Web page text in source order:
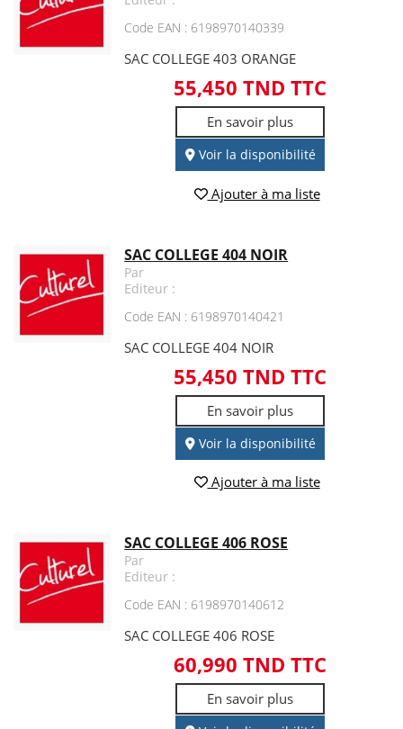
Code EAN : 6198970140339
SAC COLLEGE 403 ORANGE
55,450 TND TTC
En savoir plus
Voir la disponibilité
Ajouter à ma liste
SAC COLLEGE 404 NOIR
Par
Editeur :
Code EAN : 6198970140421
SAC COLLEGE 404 NOIR
55,450 TND TTC
En savoir plus
Voir la disponibilité
Ajouter à ma liste
SAC COLLEGE 406 ROSE
Par
Editeur :
Code EAN : 6198970140612
SAC COLLEGE 406 ROSE
60,990 TND TTC
En savoir plus